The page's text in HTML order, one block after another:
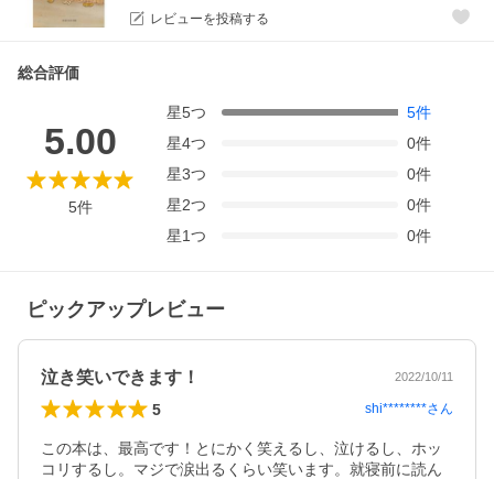
レビューを投稿する
総合評価
5.00
5件
星5つ 5件
星4つ 0件
星3つ 0件
星2つ 0件
星1つ 0件
ピックアップレビュー
泣き笑いできます！ 2022/10/11
5 shi********さん
この本は、最高です！とにかく笑えるし、泣けるし、ホッ
コリするし。マジで涙出るくらい笑います。就寝前に読ん